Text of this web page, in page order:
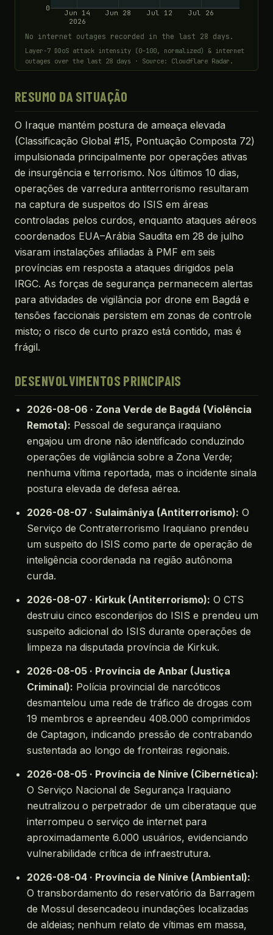
Jun 14
2026
Jun 28 Jul 12 Jul 26
0
No internet outages recorded in the last 28 days.
Layer-7 DDoS attack intensity (0–100, normalized) & internet
outages over the last 28 days · Source: Cloudflare Radar.
RESUMO DA SITUAÇÃO
O Iraque mantém postura de ameaça elevada
(Classificação Global #15, Pontuação Composta 72)
impulsionada principalmente por operações ativas
de insurgência e terrorismo. Nos últimos 10 dias,
operações de varredura antiterrorismo resultaram
na captura de suspeitos do ISIS em áreas
controladas pelos curdos, enquanto ataques aéreos
coordenados EUA–Arábia Saudita em 28 de julho
visaram instalações afiliadas à PMF em seis
províncias em resposta a ataques dirigidos pela
IRGC. As forças de segurança permanecem alertas
para atividades de vigilância por drone em Bagdá e
tensões faccionais persistem em zonas de controle
misto; o risco de curto prazo está contido, mas é
frágil.
DESENVOLVIMENTOS PRINCIPAIS
2026-08-06 · Zona Verde de Bagdá (Violência
Remota): Pessoal de segurança iraquiano
engajou um drone não identificado conduzindo
operações de vigilância sobre a Zona Verde;
nenhuma vítima reportada, mas o incidente sinala
postura elevada de defesa aérea.
2026-08-07 · Sulaimâniya (Antiterrorismo): O
Serviço de Contraterrorismo Iraquiano prendeu
um suspeito do ISIS como parte de operação de
inteligência coordenada na região autônoma
curda.
2026-08-07 · Kirkuk (Antiterrorismo): O CTS
destruiu cinco esconderijos do ISIS e prendeu um
suspeito adicional do ISIS durante operações de
limpeza na disputada província de Kirkuk.
2026-08-05 · Província de Anbar (Justiça
Criminal): Polícia provincial de narcóticos
desmantelou uma rede de tráfico de drogas com
19 membros e apreendeu 408.000 comprimidos
de Captagon, indicando pressão de contrabando
sustentada ao longo de fronteiras regionais.
2026-08-05 · Província de Nínive (Cibernética):
O Serviço Nacional de Segurança Iraquiano
neutralizou o perpetrador de um ciberataque que
interrompeu o serviço de internet para
aproximadamente 6.000 usuários, evidenciando
vulnerabilidade crítica de infraestrutura.
2026-08-04 · Província de Nínive (Ambiental):
O transbordamento do reservatório da Barragem
de Mossul desencadeou inundações localizadas
de aldeias; nenhum relato de vítimas em massa,